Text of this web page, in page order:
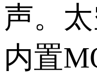
声。
内置